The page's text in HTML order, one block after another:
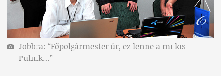
Jobbra: “Főpolgármester úr, ez lenne a mi kis
Pulink…”